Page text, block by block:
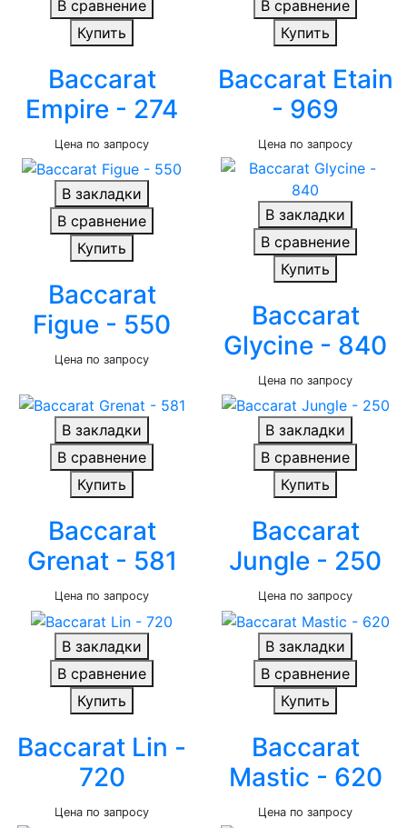
В сравнение
Купить
Baccarat
Empire - 274
Цена по запросу
В сравнение
Купить
Baccarat Etain
- 969
Цена по запросу
В закладки
В сравнение
Купить
Baccarat
Figue - 550
Цена по запросу
В закладки
В сравнение
Купить
Baccarat
Glycine - 840
Цена по запросу
В закладки
В сравнение
Купить
Baccarat
Grenat - 581
Цена по запросу
В закладки
В сравнение
Купить
Baccarat
Jungle - 250
Цена по запросу
В закладки
В сравнение
Купить
Baccarat Lin -
720
Цена по запросу
В закладки
В сравнение
Купить
Baccarat
Mastic - 620
Цена по запросу